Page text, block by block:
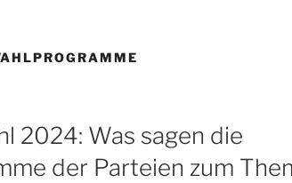
2024: Was sagen die
der Parteien zum